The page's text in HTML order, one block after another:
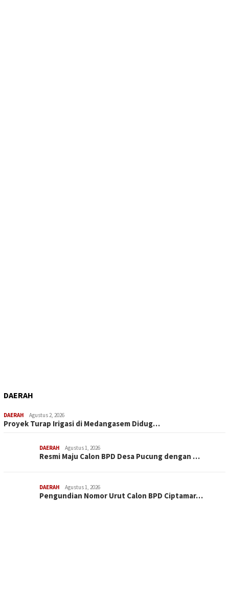
DAERAH
DAERAH Agustus 2, 2026
Proyek Turap Irigasi di Medangasem Didug…
DAERAH Agustus 1, 2026
Resmi Maju Calon BPD Desa Pucung dengan …
DAERAH Agustus 1, 2026
Pengundian Nomor Urut Calon BPD Ciptamar…